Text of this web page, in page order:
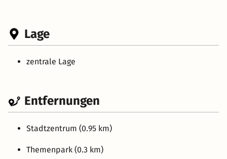
Lage
zentrale Lage
Entfernungen
Stadtzentrum (0.95 km)
Themenpark (0.3 km)